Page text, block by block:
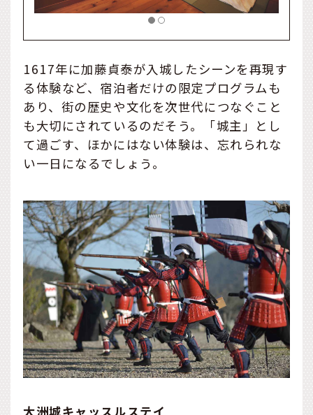
1617年に加藤貞泰が入城したシーンを再現す
る体験など、宿泊者だけの限定プログラムも
あり、街の歴史や文化を次世代につなぐこと
も大切にされているのだそう。「城主」とし
て過ごす、ほかにはない体験は、忘れられな
い一日になるでしょう。
大洲城キャッスルステイ